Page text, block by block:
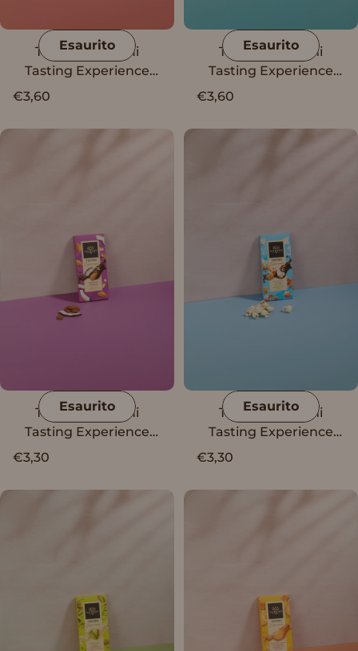
Esaurito
Tavoletta Vanini
Tasting Experience
Double Cheesecake
€3,60
Esaurito
Tavoletta Vanini
Tasting Experience
Double Tiramisù
€3,60
Esaurito
Tavoletta Vanini
Tasting Experience
cioccolato fondente,
€3,30
Esaurito
Tavoletta Vanini
Tasting Experience
cioccolato al latte, pop
sale
€3,30